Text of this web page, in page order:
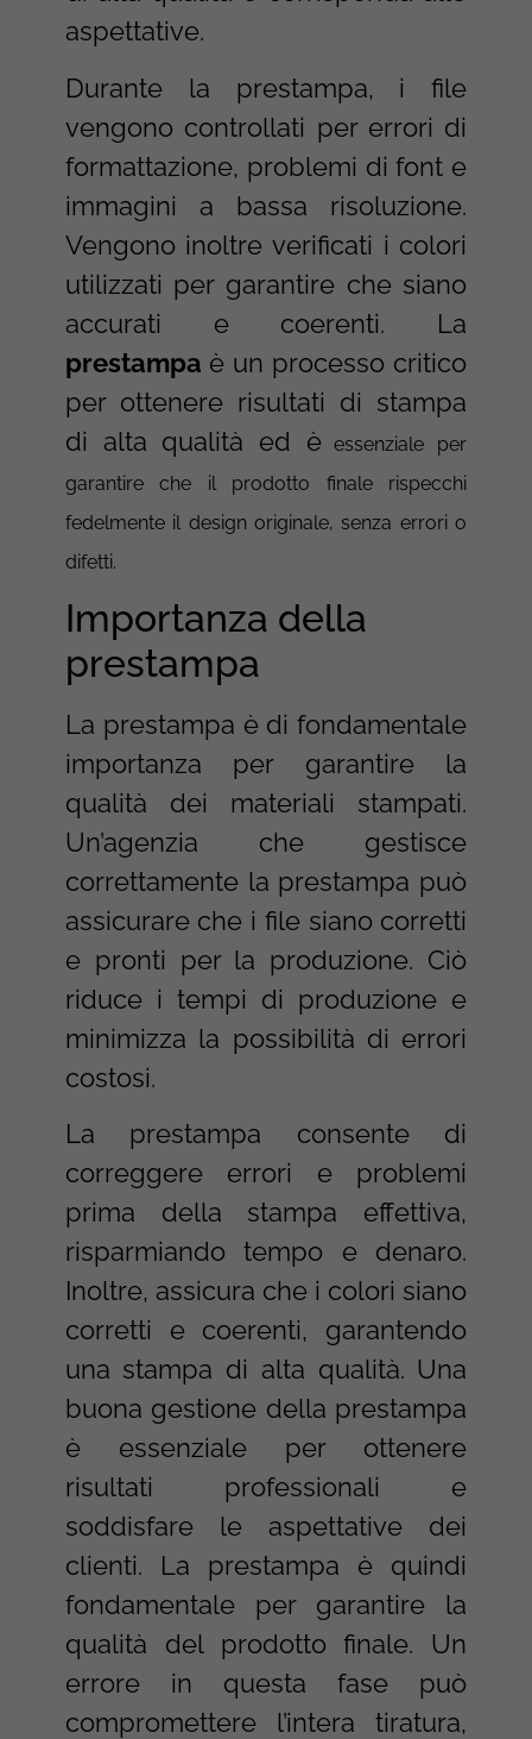
aspettative.
Durante la prestampa, i file
vengono controllati per errori di
formattazione, problemi di font e
immagini a bassa risoluzione.
Vengono inoltre verificati i colori
utilizzati per garantire che siano
accurati e coerenti. La
prestampa è un processo critico
per ottenere risultati di stampa
di alta qualità ed èessenziale per
garantire che il prodotto finale rispecchi
fedelmente il design originale, senza errori o
difetti.
Importanza della
prestampa
La prestampa è di fondamentale
importanza per garantire la
qualità dei materiali stampati.
Un’agenzia che gestisce
correttamente la prestampa può
assicurare che i file siano corretti
e pronti per la produzione. Ciò
riduce i tempi di produzione e
minimizza la possibilità di errori
costosi.
La prestampa consente di
correggere errori e problemi
prima della stampa effettiva,
risparmiando tempo e denaro.
Inoltre, assicura che i colori siano
corretti e coerenti, garantendo
una stampa di alta qualità. Una
buona gestione della prestampa
è essenziale per ottenere
risultati professionali e
soddisfare le aspettative dei
clienti. La prestampa è quindi
fondamentale per garantire la
qualità del prodotto finale. Un
errore in questa fase può
compromettere l’intera tiratura,